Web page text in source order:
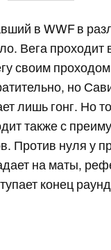
в WWF в
Вега проходит
своим
но
лишь гонг. Но
также с
Против нуля у
на маты,
конец